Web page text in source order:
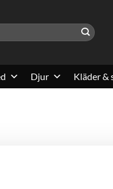
Djur Kläder &